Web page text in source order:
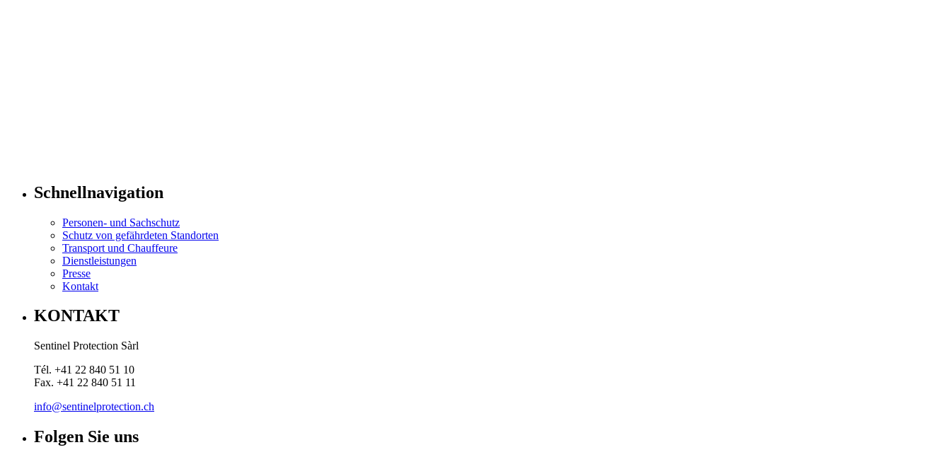
Schnellnavigation
Personen- und Sachschutz
Schutz von gefährdeten Standorten
Transport und Chauffeure
Dienstleistungen
Presse
Kontakt
KONTAKT
Sentinel Protection Sàrl
Tél. +41 22 840 51 10
Fax. +41 22 840 51 11
info@sentinelprotection.ch
Folgen Sie uns